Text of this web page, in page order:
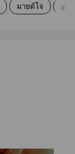
มายด์โจ โจ